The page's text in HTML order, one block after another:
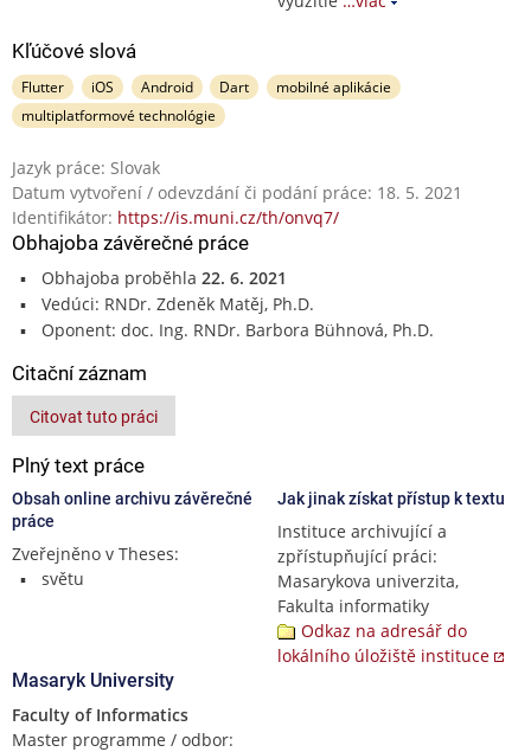
Kľúčové slová
Flutter iOS Android Dart
mobilné aplikácie
multiplatformové technológie
Jazyk práce: Slovak
Datum vytvoření / odevzdání či podání práce: 18. 5. 2021
Identifikátor: https://is.muni.cz/th/onvq7/
Obhajoba závěrečné práce
Obhajoba proběhla 22. 6. 2021
Vedúci: RNDr. Zdeněk Matěj, Ph.D.
Oponent: doc. Ing. RNDr. Barbora Bühnová, Ph.D.
Citační záznam
Citovat tuto práci
Plný text práce
Obsah online archivu závěrečné
práce
Zveřejněno v Theses:
světu
Jak jinak získat přístup k textu
Instituce archivující a
zpřístupňující práci:
Masarykova univerzita,
Fakulta informatiky
Odkaz na adresář do
lokálního úložiště instituce
Masaryk University
Faculty of Informatics
Master programme / odbor: